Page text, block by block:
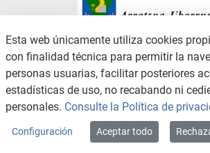
Copyright © 2026 / Excmo. arratzua | Todos los
Esta web únicamente utiliza cookies
con finalidad técnica para permitir la
personas usuarias, facilitar posteriores
estadísticas de uso, no recabando ni
personales. Consulte la Política de
Configuración Aceptar todo